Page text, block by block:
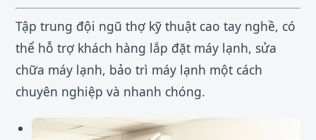
Tập trung đội ngũ thợ kỹ thuật cao tay nghề, có
thể hỗ trợ khách hàng lắp đặt máy lạnh, sửa
chữa máy lạnh, bảo trì máy lạnh một cách
chuyên nghiệp và nhanh chóng.